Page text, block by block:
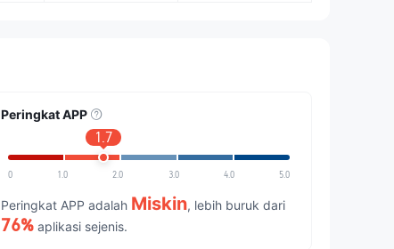
Peringkat APP
1.7
0 1.0 2.0 3.0 4.0 5.0
Peringkat APP adalah Miskin, lebih buruk dari
76% aplikasi sejenis.